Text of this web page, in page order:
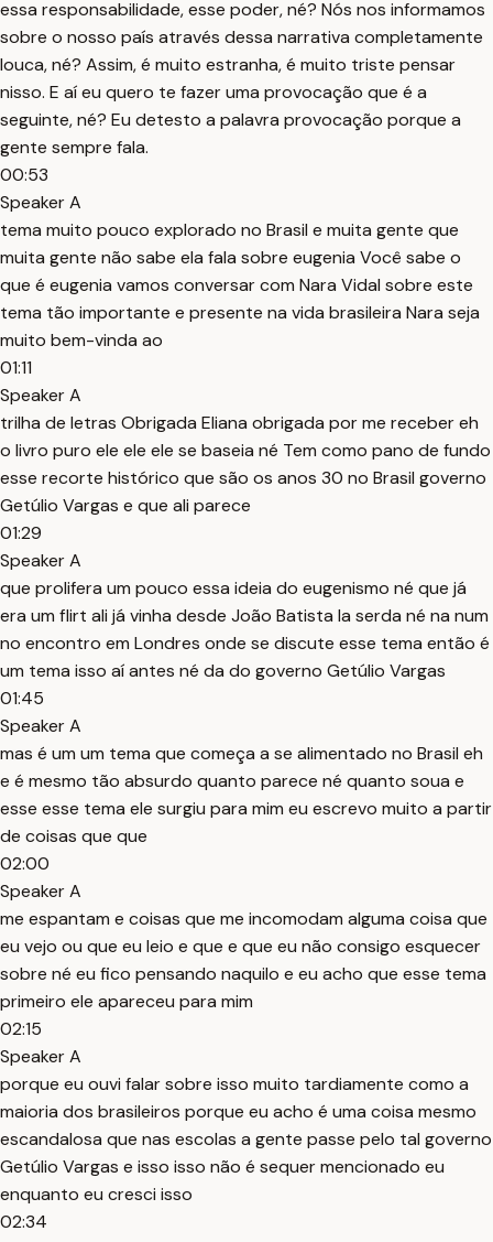
essa responsabilidade, esse poder, né? Nós nos informamos
sobre o nosso país através dessa narrativa completamente
louca, né? Assim, é muito estranha, é muito triste pensar
nisso. E aí eu quero te fazer uma provocação que é a
seguinte, né? Eu detesto a palavra provocação porque a
gente sempre fala.
00:53
Speaker A
tema muito pouco explorado no Brasil e muita gente que
muita gente não sabe ela fala sobre eugenia Você sabe o
que é eugenia vamos conversar com Nara Vidal sobre este
tema tão importante e presente na vida brasileira Nara seja
muito bem-vinda ao
01:11
Speaker A
trilha de letras Obrigada Eliana obrigada por me receber eh
o livro puro ele ele ele se baseia né Tem como pano de fundo
esse recorte histórico que são os anos 30 no Brasil governo
Getúlio Vargas e que ali parece
01:29
Speaker A
que prolifera um pouco essa ideia do eugenismo né que já
era um flirt ali já vinha desde João Batista la serda né na num
no encontro em Londres onde se discute esse tema então é
um tema isso aí antes né da do governo Getúlio Vargas
01:45
Speaker A
mas é um um tema que começa a se alimentado no Brasil eh
e é mesmo tão absurdo quanto parece né quanto soua e
esse esse tema ele surgiu para mim eu escrevo muito a partir
de coisas que que
02:00
Speaker A
me espantam e coisas que me incomodam alguma coisa que
eu vejo ou que eu leio e que e que eu não consigo esquecer
sobre né eu fico pensando naquilo e eu acho que esse tema
primeiro ele apareceu para mim
02:15
Speaker A
porque eu ouvi falar sobre isso muito tardiamente como a
maioria dos brasileiros porque eu acho é uma coisa mesmo
escandalosa que nas escolas a gente passe pelo tal governo
Getúlio Vargas e isso isso não é sequer mencionado eu
enquanto eu cresci isso
02:34